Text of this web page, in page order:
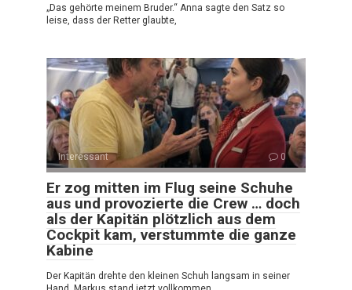
„Das gehörte meinem Bruder.“ Anna sagte den Satz so
leise, dass der Retter glaubte,
Interessant 0
Er zog mitten im Flug seine Schuhe
aus und provozierte die Crew … doch
als der Kapitän plötzlich aus dem
Cockpit kam, verstummte die ganze
Kabine
Der Kapitän drehte den kleinen Schuh langsam in seiner